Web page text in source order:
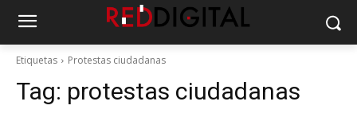
Etiquetas Protestas ciudadanas
Tag: protestas ciudadanas